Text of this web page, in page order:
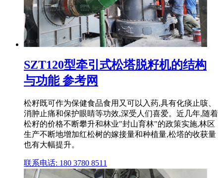
SZT120型牵引式松塔脱籽机的结构
与功能 参考网
松籽既可作为保健食品食用又可以入药,具有化痰止咳、
消肿止痛和保护眼睛等功效,深受人们喜爱。近几年,随着
松籽的价格不断攀升和林业"封山育林"的政策实施,林区
生产不断地增加红松树的嫁接量和种植量,松塔的收获量
也有大幅提升。
联系电话: 180 3780 8511